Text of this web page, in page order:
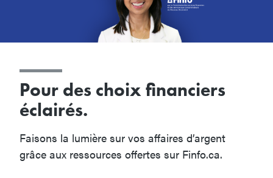
Pour des choix financiers
éclairés.
Faisons la lumière sur vos affaires d’argent
grâce aux ressources offertes sur Finfo.ca.